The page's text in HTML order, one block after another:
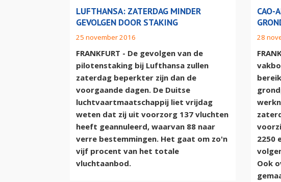
LUFTHANSA: ZATERDAG MINDER
GEVOLGEN DOOR STAKING
25 november 2016
FRANKFURT - De gevolgen van de
pilotenstaking bij Lufthansa zullen
zaterdag beperkter zijn dan de
voorgaande dagen. De Duitse
luchtvaartmaatschappij liet vrijdag
weten dat zij uit voorzorg 137 vluchten
heeft geannuleerd, waarvan 88 naar
verre bestemmingen. Het gaat om zo'n
vijf procent van het totale
vluchtaanbod.
CAO-
28
2250
Ook